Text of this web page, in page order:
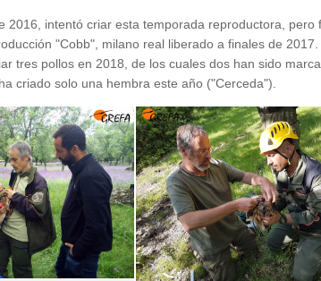
2016, intentó criar esta temporada reproductora,
"Cobb", milano real liberado a finales de
tres pollos en 2018, de los cuales dos han sido
criado solo una hembra este año ("Cerceda").